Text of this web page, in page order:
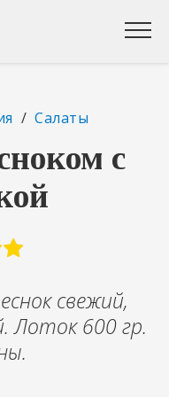
/ Салаты
с
свежий,
Лоток 600 гр.